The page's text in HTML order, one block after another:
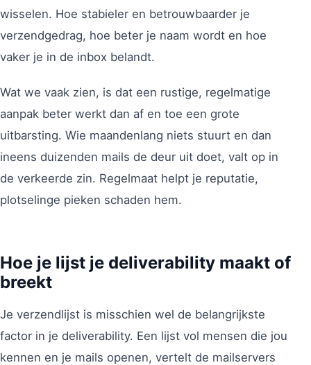
wisselen. Hoe stabieler en betrouwbaarder je
verzendgedrag, hoe beter je naam wordt en hoe
vaker je in de inbox belandt.
Wat we vaak zien, is dat een rustige, regelmatige
aanpak beter werkt dan af en toe een grote
uitbarsting. Wie maandenlang niets stuurt en dan
ineens duizenden mails de deur uit doet, valt op in
de verkeerde zin. Regelmaat helpt je reputatie,
plotselinge pieken schaden hem.
Hoe je lijst je deliverability maakt of
breekt
Je verzendlijst is misschien wel de belangrijkste
factor in je deliverability. Een lijst vol mensen die jou
kennen en je mails openen, vertelt de mailservers